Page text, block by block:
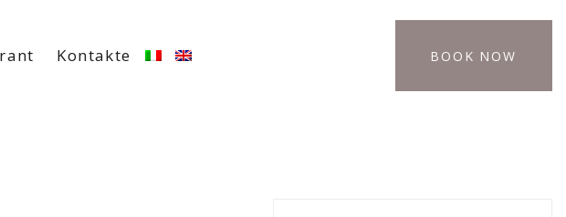
Kontakte BOOK NOW